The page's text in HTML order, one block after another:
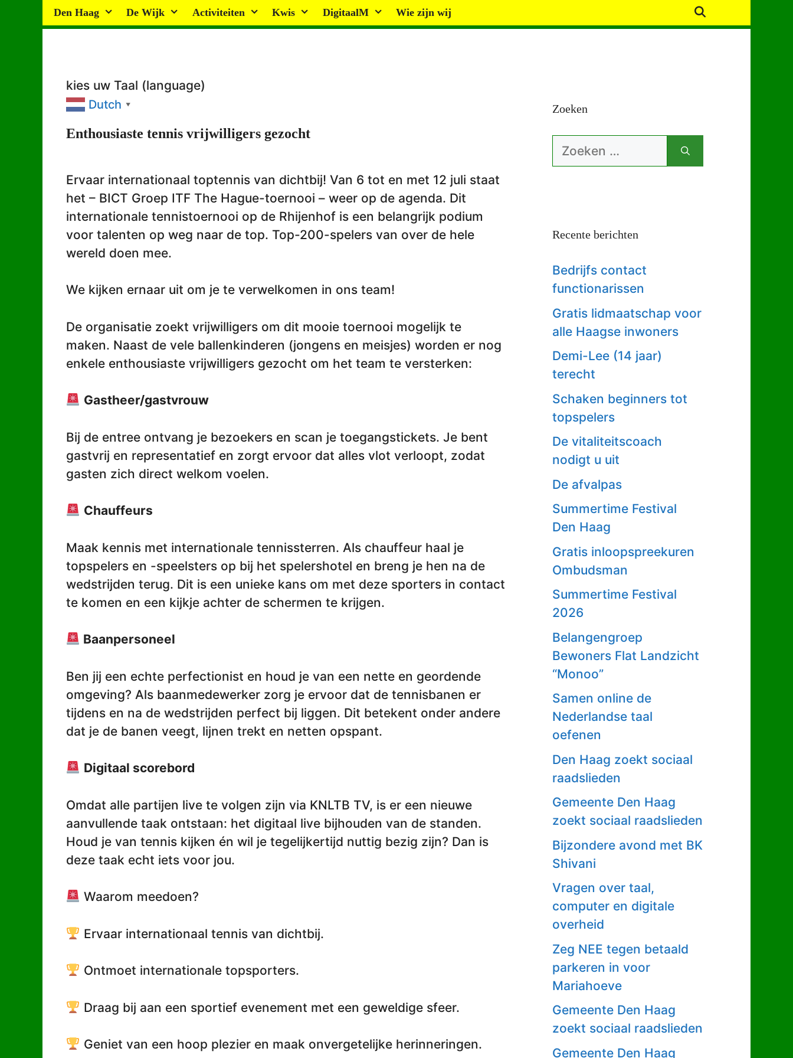
Den Haag De Wijk Activiteiten Kwis DigitaalM Wie zijn wij
kies uw Taal (language)
Dutch ▼
Enthousiaste tennis vrijwilligers gezocht
Ervaar internationaal toptennis van dichtbij! Van 6 tot en met 12 juli staat
het – BICT Groep ITF The Hague-toernooi – weer op de agenda. Dit
internationale tennistoernooi op de Rhijenhof is een belangrijk podium
voor talenten op weg naar de top. Top-200-spelers van over de hele
wereld doen mee.
We kijken ernaar uit om je te verwelkomen in ons team!
De organisatie zoekt vrijwilligers om dit mooie toernooi mogelijk te
maken. Naast de vele ballenkinderen (jongens en meisjes) worden er nog
enkele enthousiaste vrijwilligers gezocht om het team te versterken:
Gastheer/gastvrouw
Bij de entree ontvang je bezoekers en scan je toegangstickets. Je bent
gastvrij en representatief en zorgt ervoor dat alles vlot verloopt, zodat
gasten zich direct welkom voelen.
Chauffeurs
Maak kennis met internationale tennissterren. Als chauffeur haal je
topspelers en -speelsters op bij het spelershotel en breng je hen na de
wedstrijden terug. Dit is een unieke kans om met deze sporters in contact
te komen en een kijkje achter de schermen te krijgen.
Baanpersoneel
Ben jij een echte perfectionist en houd je van een nette en geordende
omgeving? Als baanmedewerker zorg je ervoor dat de tennisbanen er
tijdens en na de wedstrijden perfect bij liggen. Dit betekent onder andere
dat je de banen veegt, lijnen trekt en netten opspant.
Digitaal scorebord
Omdat alle partijen live te volgen zijn via KNLTB TV, is er een nieuwe
aanvullende taak ontstaan: het digitaal live bijhouden van de standen.
Houd je van tennis kijken én wil je tegelijkertijd nuttig bezig zijn? Dan is
deze taak echt iets voor jou.
Waarom meedoen?
Ervaar internationaal tennis van dichtbij.
Ontmoet internationale topsporters.
Draag bij aan een sportief evenement met een geweldige sfeer.
Geniet van een hoop plezier en maak onvergetelijke herinneringen.
Zoeken
Zoek
naar:
Recente berichten
Bedrijfs contact
functionarissen
Gratis lidmaatschap voor
alle Haagse inwoners
Demi-Lee (14 jaar)
terecht
Schaken beginners tot
topspelers
De vitaliteitscoach
nodigt u uit
De afvalpas
Summertime Festival
Den Haag
Gratis inloopspreekuren
Ombudsman
Summertime Festival
2026
Belangengroep
Bewoners Flat Landzicht
“Monoo”
Samen online de
Nederlandse taal
oefenen
Den Haag zoekt sociaal
raadslieden
Gemeente Den Haag
zoekt sociaal raadslieden
Bijzondere avond met BK
Shivani
Vragen over taal,
computer en digitale
overheid
Zeg NEE tegen betaald
parkeren in voor
Mariahoeve
Gemeente Den Haag
zoekt sociaal raadslieden
Gemeente Den Haag